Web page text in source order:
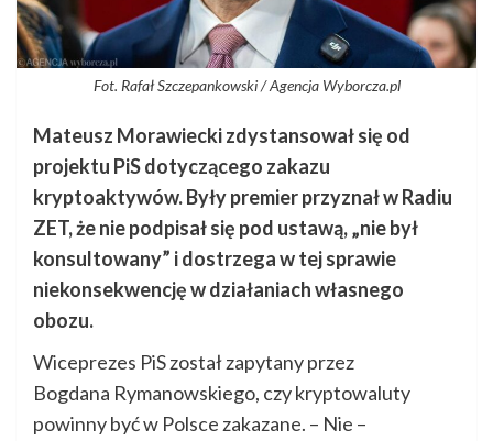
Fot. Rafał Szczepankowski / Agencja Wyborcza.pl
Mateusz Morawiecki zdystansował się od
projektu PiS dotyczącego zakazu
kryptoaktywów. Były premier przyznał w Radiu
ZET, że nie podpisał się pod ustawą, „nie był
konsultowany” i dostrzega w tej sprawie
niekonsekwencję w działaniach własnego
obozu.
Wiceprezes PiS został zapytany przez
Bogdana Rymanowskiego, czy kryptowaluty
powinny być w Polsce zakazane. – Nie –